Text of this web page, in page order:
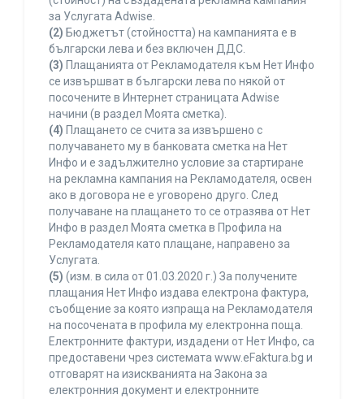
за Услугата Adwise.
(2) Бюджетът (стойността) на кампанията е в
български лева и без включен ДДС.
(3) Плащанията от Рекламодателя към Нет Инфо
се извършват в български лева по някой от
посочените в Интернет страницата Adwise
начини (в раздел Моята сметка).
(4) Плащането се счита за извършено с
получаването му в банковата сметка на Нет
Инфо и е задължително условие за стартиране
на рекламна кампания на Рекламодателя, освен
ако в договора не е уговорено друго. След
получаване на плащането то се отразява от Нет
Инфо в раздел Моята сметка в Профила на
Рекламодателя като плащане, направено за
Услугата.
(5) (изм. в сила от 01.03.2020 г.) За получените
плащания Нет Инфо издава електрона фактура,
съобщение за която изпраща на Рекламодателя
на посочената в профила му електронна поща.
Електронните фактури, издадени от Нет Инфо, са
предоставени чрез системата www.eFaktura.bg и
отговарят на изискванията на Закона за
електронния документ и електронните